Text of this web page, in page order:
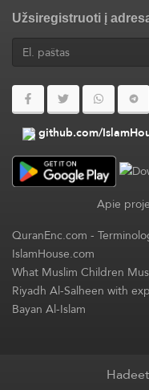
Užsiregistruoti į
github.com/
Apie
QuranEnc.com-
IslamHouse.com
What Muslim Children
Riyadh Al-Salheen with
Bayan Al-Islam